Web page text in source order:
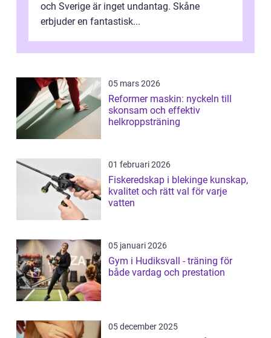
och Sverige är inget undantag. Skåne
erbjuder en fantastisk...
05 mars 2026
Reformer maskin: nyckeln till
skonsam och effektiv
helkroppsträning
01 februari 2026
Fiskeredskap i blekinge kunskap,
kvalitet och rätt val för varje
vatten
05 januari 2026
Gym i Hudiksvall - träning för
både vardag och prestation
05 december 2025